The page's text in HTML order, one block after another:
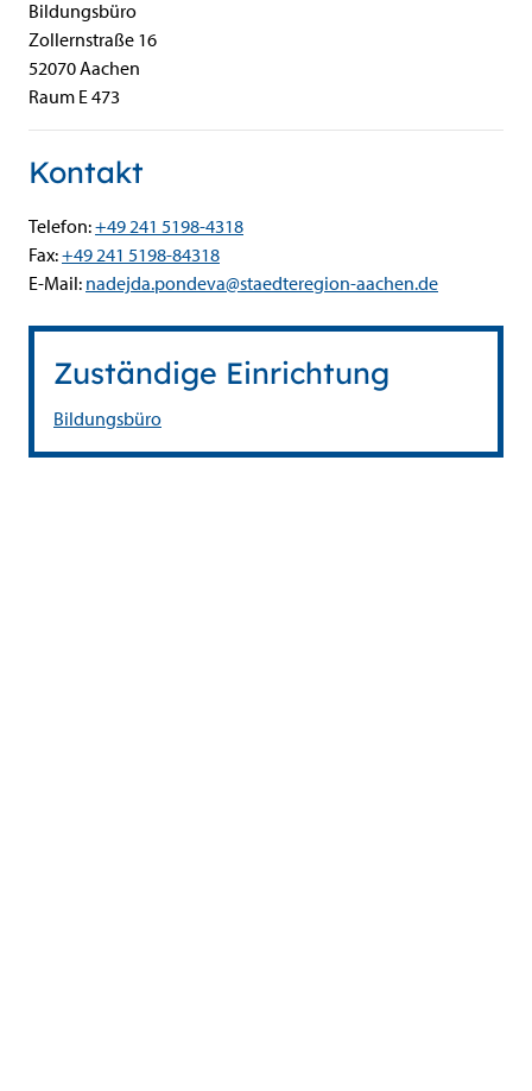
Bildungsbüro
Zollernstraße 16
52070Aachen
Raum E 473
Kontakt
Telefon:+49 241 5198-4318
Fax:+49 241 5198-84318
E-Mail: nadejda.pondeva@staedteregion-aachen.de
Zuständige Einrichtung
Bildungsbüro